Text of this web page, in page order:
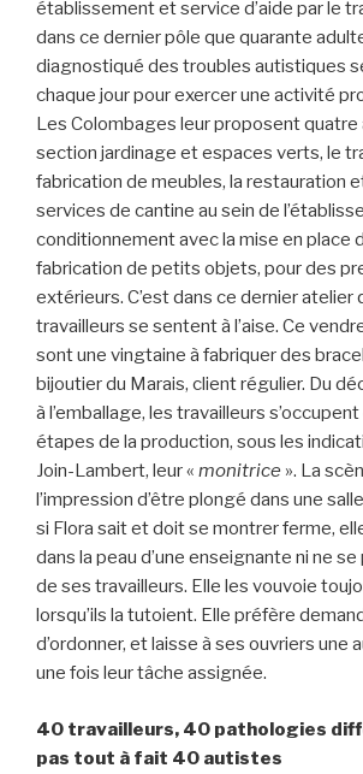
établissement et service d’aide par le
dans ce dernier pôle que quarante
diagnostiqué des troubles autistiques
chaque jour pour exercer une activité
Les Colombages leur proposent quatre
section jardinage et espaces verts, le
fabrication de meubles, la restauration
services de cantine au sein de
conditionnement avec la mise en place
fabrication de petits objets, pour des
extérieurs. C’est dans ce dernier atelier
travailleurs se sentent à l’aise. Ce
sont une vingtaine à fabriquer des
bijoutier du Marais, client régulier. Du
à l’emballage, les travailleurs
étapes de la production, sous les
Join-Lambert, leur « monitrice ». La
l’impression d’être plongé dans une
si Flora sait et doit se montrer ferme,
dans la peau d’une enseignante ni ne
de ses travailleurs. Elle les vouvoie
lorsqu’ils la tutoient. Elle préfère
d’ordonner, et laisse à ses ouvriers une
une fois leur tâche assignée.
40 travailleurs, 40 pathologies
pas tout à fait 40 autistes